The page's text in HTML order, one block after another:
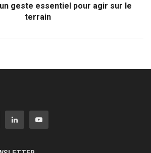
un geste essentiel pour agir sur le
terrain